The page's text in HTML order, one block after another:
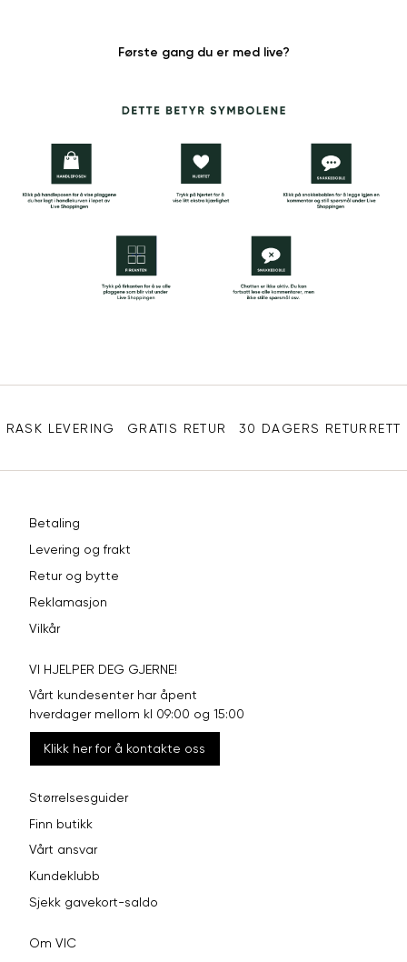
Første gang du er med live?
Sidebunn
RASK LEVERING GRATIS RETUR 30 DAGERS RETURRETT
Betaling
Levering og frakt
Retur og bytte
Reklamasjon
Vilkår
VI HJELPER DEG GJERNE!
Vårt kundesenter har åpent
hverdager mellom kl 09:00 og 15:00
Klikk her for å kontakte oss
Størrelsesguider
Finn butikk
Vårt ansvar
Kundeklubb
Sjekk gavekort-saldo
Om VIC